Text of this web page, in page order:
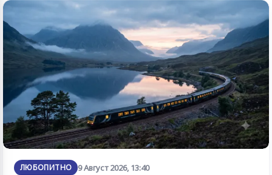
ЛЮБОПИТНО 9 Август 2026, 13:40